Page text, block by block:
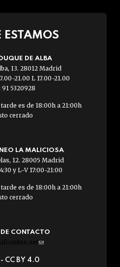
ESTAMOS
DE ALBA
13. 28012 Madrid
21.00 L 17.00-21.00
5320928
es de 18:00h a 21:00h
cerrado
LA MALICIOSA
12. 28005 Madrid
y L-V 17:00-21:00
es de 18:00h a 21:00h
cerrado
CONTACTO
(link
e-
CC BY 4.0